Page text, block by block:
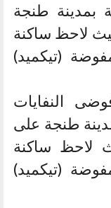
بمدينة طنجة
لاحظ ساكنة
(تيكميد)
النفايات
طنجة على
لاحظ ساكنة
(تيكميد)